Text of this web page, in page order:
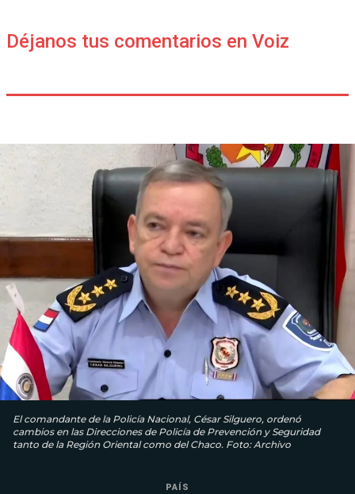
Déjanos tus comentarios en Voiz
El comandante de la Policía Nacional, César Silguero, ordenó
cambios en las Direcciones de Policía de Prevención y Seguridad
tanto de la Región Oriental como del Chaco. Foto: Archivo
PAÍS